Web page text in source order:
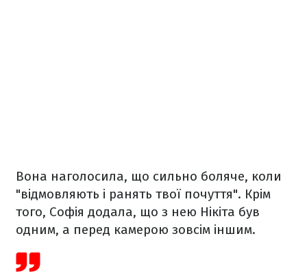
Вона наголосила, що сильно боляче, коли
"відмовляють і ранять твої почуття". Крім
того, Софія додала, що з нею Нікіта був
одним, а перед камерою зовсім іншим.